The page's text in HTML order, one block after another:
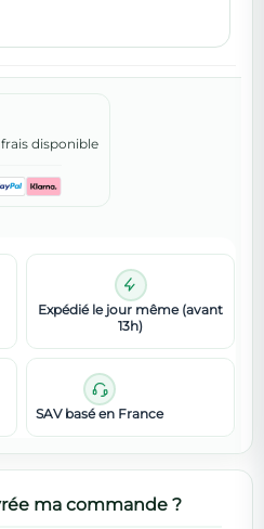
disponible
Expédié le jour même (avant
13h)
SAV basé en France
ma commande ?